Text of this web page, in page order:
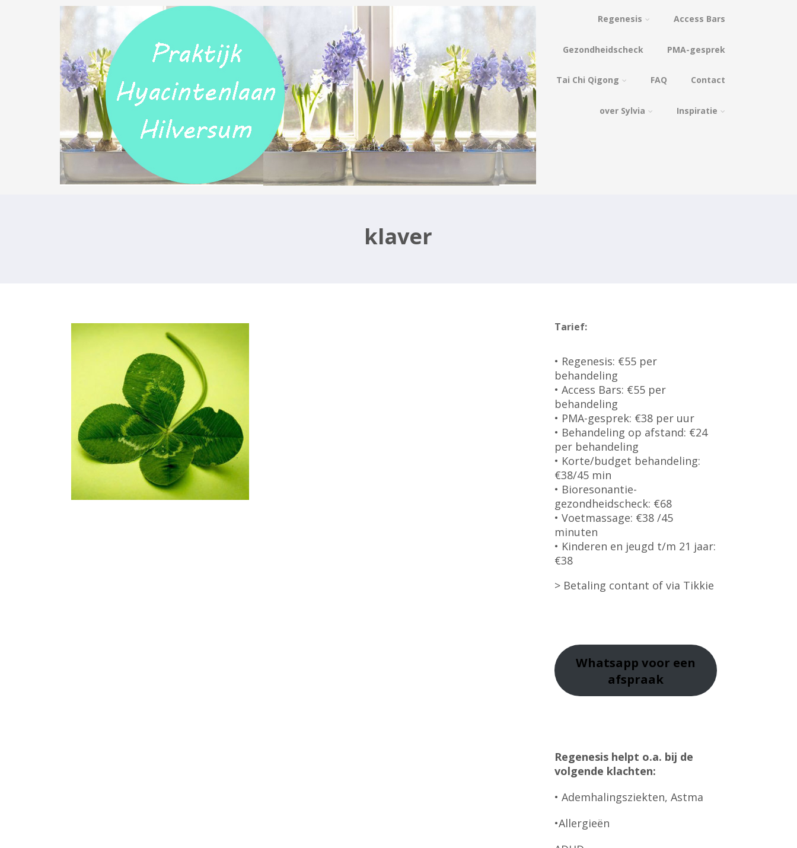
Regenesis Access Bars
Gezondheidscheck PMA-gesprek
Tai Chi Qigong FAQ Contact
over Sylvia Inspiratie
klaver
Tarief:
• Regenesis: €55 per
behandeling
• Access Bars: €55 per
behandeling
• PMA-gesprek: €38 per uur
• Behandeling op afstand: €24
per behandeling
• Korte/budget behandeling:
€38/45 min
• Bioresonantie-
gezondheidscheck: €68
• Voetmassage: €38 /45
minuten
• Kinderen en jeugd t/m 21 jaar:
€38
> Betaling contant of via Tikkie
Whatsapp voor een
afspraak
Regenesis helpt o.a. bij de
volgende klachten:
• Ademhalingsziekten, Astma
•Allergieën